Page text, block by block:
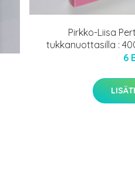
Pirkko-Liisa
tukkanuottasilla :
6